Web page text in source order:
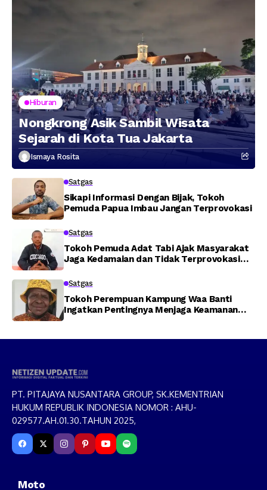
Hiburan
Nongkrong Asik Sambil Wisata
Sejarah di Kota Tua Jakarta
Ismaya Rosita
Satgas
Sikapi Informasi Dengan Bijak, Tokoh
Pemuda Papua Imbau Jangan Terprovokasi
Satgas
Tokoh Pemuda Adat Tabi Ajak Masyarakat
Jaga Kedamaian dan Tidak Terprovokasi
Satgas
Tokoh Perempuan Kampung Waa Banti
Ingatkan Pentingnya Menjaga Keamanan
PT. PITAJAYA NUSANTARA GROUP, SK.KEMENTRIAN
HUKUM REPUBLIK INDONESIA NOMOR : AHU-
029577.AH.01.30.TAHUN 2025,
Moto